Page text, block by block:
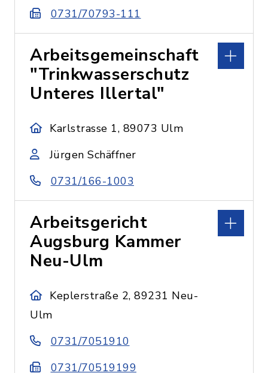
0731/70793-111
Arbeitsgemeinschaft
"Trinkwasserschutz
Unteres Illertal"
Karlstrasse 1, 89073 Ulm
Jürgen Schäffner
0731/166-1003
Arbeitsgericht
Augsburg Kammer
Neu-Ulm
Keplerstraße 2, 89231 Neu-
Ulm
0731/7051910
0731/70519199